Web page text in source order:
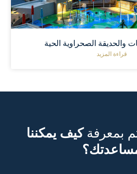
والحديقة الصحراوية الحية
قراءة المزيد
بمعرفةكيف يمكننا